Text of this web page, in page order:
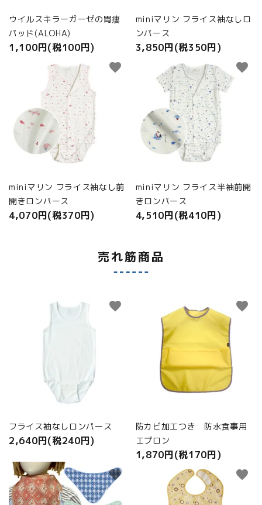
ウイルスキラーガーゼの胃瘻
パッド(ALOHA)
1,100円(税100円)
miniマリン フライス袖なしロ
ンパース
3,850円(税350円)
miniマリン フライス袖なし前
開きロンパース
4,070円(税370円)
favorite
miniマリン フライス半袖前開
きロンパース
4,510円(税410円)
favorite
売れ筋商品
フライス袖なしロンパース
2,640円(税240円)
favorite
防カビ加工つき 防水食事用
エプロン
1,870円(税170円)
favorite
favorite favorite